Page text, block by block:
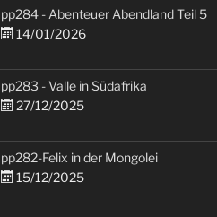
pp284 - Abenteuer Abendland Teil 5
14/01/2026
pp283 - Valle in Südafrika
27/12/2025
pp282-Felix in der Mongolei
15/12/2025